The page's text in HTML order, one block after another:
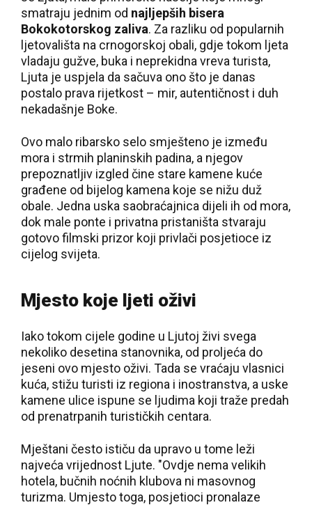
smatraju jednim od najljepših bisera
Bokokotorskog zaliva. Za razliku od popularnih
ljetovališta na crnogorskoj obali, gdje tokom ljeta
vladaju gužve, buka i neprekidna vreva turista,
Ljuta je uspjela da sačuva ono što je danas
postalo prava rijetkost – mir, autentičnost i duh
nekadašnje Boke.
Ovo malo ribarsko selo smješteno je između
mora i strmih planinskih padina, a njegov
prepoznatljiv izgled čine stare kamene kuće
građene od bijelog kamena koje se nižu duž
obale. Jedna uska saobraćajnica dijeli ih od mora,
dok male ponte i privatna pristaništa stvaraju
gotovo filmski prizor koji privlači posjetioce iz
cijelog svijeta.
Mjesto koje ljeti oživi
Iako tokom cijele godine u Ljutoj živi svega
nekoliko desetina stanovnika, od proljeća do
jeseni ovo mjesto oživi. Tada se vraćaju vlasnici
kuća, stižu turisti iz regiona i inostranstva, a uske
kamene ulice ispune se ljudima koji traže predah
od prenatrpanih turističkih centara.
Mještani često ističu da upravo u tome leži
najveća vrijednost Ljute. "Ovdje nema velikih
hotela, bučnih noćnih klubova ni masovnog
turizma. Umjesto toga, posjetioci pronalaze